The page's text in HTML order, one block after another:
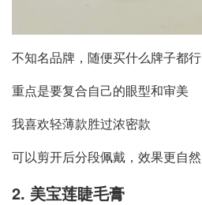
不知名品牌，随便买什么牌子都行
重点是要复合自己的眼型和审美
我喜欢轻薄款胜过浓密款
可以剪开后分段佩戴，效果更自然
2. 美宝莲睫毛膏